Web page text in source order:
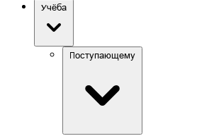
Учёба
Поступающему